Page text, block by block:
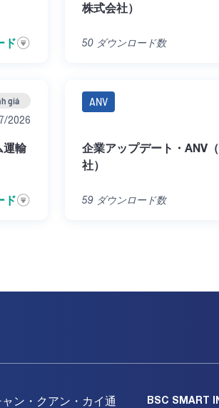
ド
株式会社）
50ダウンロード数
giá
2026
運輸
ド
ANV
企業アップデート・ANV
社）
59ダウンロード数
ン・クアン・カイ通
BSC SMART